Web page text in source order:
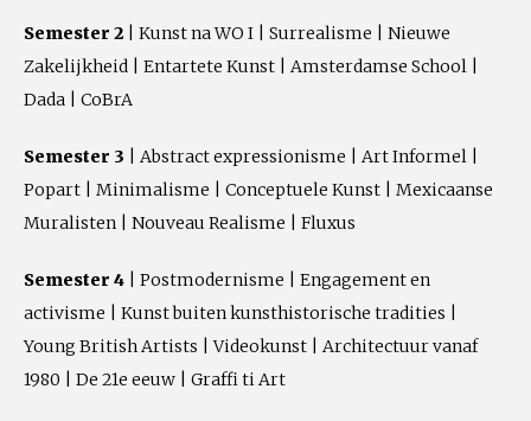
Semester 2 | Kunst na WO I | Surrealisme | Nieuwe
Zakelijkheid | Entartete Kunst | Amsterdamse School |
Dada | CoBrA
Semester 3 | Abstract expressionisme | Art Informel |
Popart | Minimalisme | Conceptuele Kunst | Mexicaanse
Muralisten | Nouveau Realisme | Fluxus
Semester 4 | Postmodernisme | Engagement en
activisme | Kunst buiten kunsthistorische tradities |
Young British Artists | Videokunst | Architectuur vanaf
1980 | De 21e eeuw | Graffi ti Art